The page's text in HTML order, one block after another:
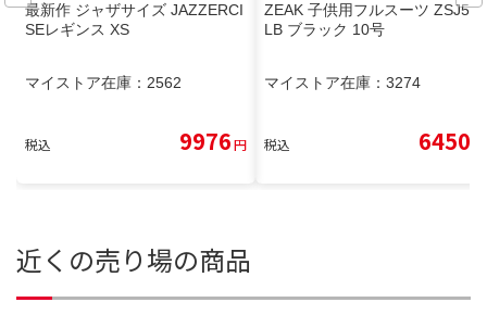
最新作 ジャザサイズ JAZZERCI
SEレギンス XS
マイストア在庫： 2562
税込 9976円
ZEAK 子供用フルスーツ ZSJ5L
LB ブラック 10号
マイストア在庫： 3274
税込 6450
近くの売り場の商品